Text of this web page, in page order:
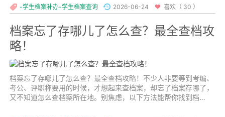
-学生档案补办-学生档案查询 2026-06-24 喜欢（ 30 ）
档案忘了存哪儿了怎么查？最全查档攻
略！
档案忘了存哪儿了怎么查？最全查档攻略！不少人非要等到考编、
考公、评职称要用的时候，才想起来查档案，却忘了档案存哪了，
又不知道怎么查档案所在地。别焦虑，以下方法能帮你找到档